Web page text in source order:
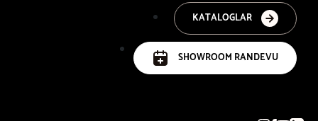
KATALOGLAR
SHOWROOM RANDEVU